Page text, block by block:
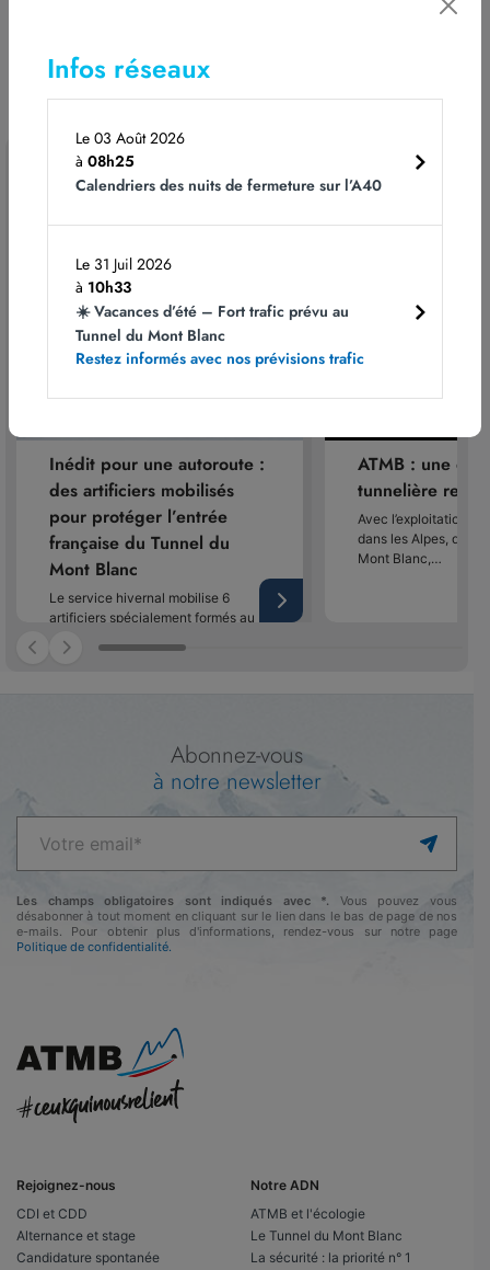
À lire aussi
Inédit pour une autoroute :
des artificiers mobilisés
pour protéger l’entrée
française du Tunnel du
Mont Blanc
Le service hivernal mobilise 6
artificiers spécialement formés au
avalanches sur…
ATMB : une
tunnelière
Avec l’exploitation
dans les Alpes, dont
Mont Blanc,…
Infos réseaux
Le 03 Août 2026
à 08h25
Calendriers des nuits de fermeture sur l’A40
Le 31 Juil 2026
à 10h33
☀️ Vacances d’été – Fort trafic prévu au
Tunnel du Mont Blanc
Restez informés avec nos prévisions trafic
Abonnez-vous
à notre newsletter
Les champs obligatoires sont indiqués avec *. Vous pouvez vous
désabonner à tout moment en cliquant sur le lien dans le bas de page de nos
e-mails. Pour obtenir plus d'informations, rendez-vous sur notre page
Politique de confidentialité.
Rejoignez-nous
CDI et CDD
Alternance et stage
Candidature spontanée
Notre ADN
ATMB et l'écologie
Le Tunnel du Mont Blanc
La sécurité : la priorité n° 1